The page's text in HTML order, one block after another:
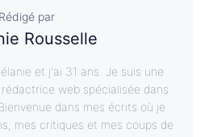
Rédigé par
Rousselle
et j'ai 31 ans. Je suis une
web spécialisée dans
dans mes écrits où je
mes critiques et mes coups de